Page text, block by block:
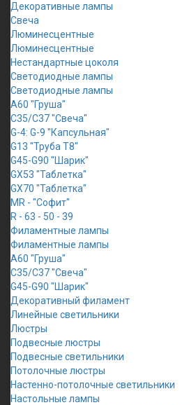
Декоративные лампы
Свеча
Люминесцентные
Люминесцентные
Нестандартные цоколя
Светодиодные лампы
Светодиодные лампы
A60 "Груша"
C35/C37 "Свеча"
G-4: G-9 "Капсульная"
G13 "Труба Т8"
G45-G90 "Шарик"
GX53 "Таблетка"
GX70 "Таблетка"
MR - "Софит"
R - 63 - 50 - 39
Филаментные лампы
Филаментные лампы
A60 "Груша"
C35/C37 "Свеча"
G45-G90 "Шарик"
Декоративный филамент
Линейные светильники
Люстры
Подвесные люстры
Подвесные светильники
Потолочные люстры
Настенно-потолочные светильники
Настольные лампы